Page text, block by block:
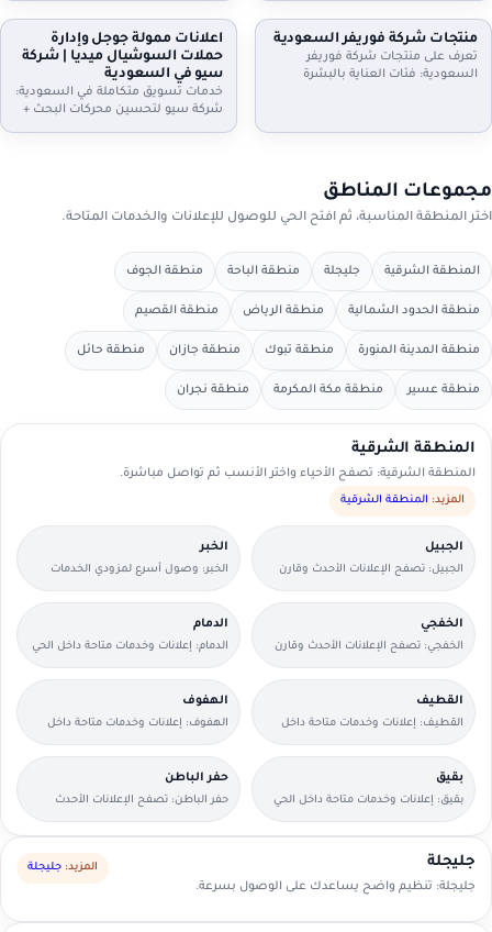
بالتنقيط، شلالات ونوافير وصيانة
شهرية. اطلب معاينة وخطة تصميم
تناسب مساحتك
للأدوار وتخزين مؤقت عند الحاجة. دليل
إعلانك السعودية يساعدك تختار
الخدمة المناسبة وتعرف خطوات النقل
والتسعير
منتجات شركة فوريفر السعودية
تعرف على منتجات شركة فوريفر
السعودية: فئات العناية بالبشرة
إعلانك السعودية.
اعلانات ممولة جوجل وإدارة
حملات السوشيال ميديا | شركة
سيو في السعودية
خدمات تسويق متكاملة في السعودية:
شركة سيو لتحسين محركات البحث +
مجموعات المناطق
اختر المنطقة المناسبة، ثم افتح الحي للوصول للإعلانات والخدمات المتاحة.
المنطقة الشرقية جليجلة منطقة الباحة منطقة الجوف
منطقة الحدود الشمالية منطقة الرياض منطقة القصيم
منطقة المدينة المنورة منطقة تبوك منطقة جازان منطقة حائل
منطقة عسير منطقة مكة المكرمة منطقة نجران
المنطقة الشرقية
المنطقة الشرقية: تصفح الأحياء واختر الأنسب ثم تواصل مباشرة.
المزيد: المنطقة الشرقية
الجبيل
الجبيل: تصفح الإعلانات الأحدث وقارن
التفاصيل بسرعة.
الخبر
الخبر: وصول أسرع لمزودي الخدمات
القريبين منك.
الخفجي
الخفجي: تصفح الإعلانات الأحدث وقارن
التفاصيل بسرعة.
الدمام
الدمام: إعلانات وخدمات متاحة داخل الحي
مع وسائل تواصل مباشرة.
القطيف
القطيف: إعلانات وخدمات متاحة داخل
الحي مع وسائل تواصل مباشرة.
الهفوف
الهفوف: إعلانات وخدمات متاحة داخل
الحي مع وسائل تواصل مباشرة.
بقيق
بقيق: إعلانات وخدمات متاحة داخل الحي
مع وسائل تواصل مباشرة.
حفر الباطن
حفر الباطن: تصفح الإعلانات الأحدث
وقارن التفاصيل بسرعة.
جليجلة
جليجلة: تنظيم واضح يساعدك على الوصول بسرعة.
المزيد: جليجلة